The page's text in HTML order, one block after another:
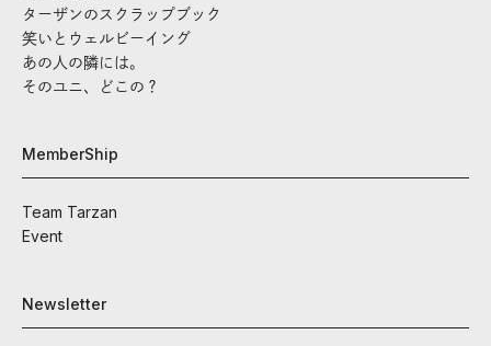
ターザンのスクラップブック
笑いとウェルビーイング
あの人の隣には。
そのユニ、どこの？
MemberShip
Team Tarzan
Event
Newsletter